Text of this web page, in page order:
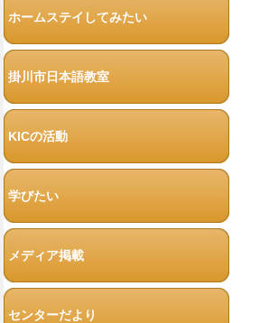
ホームステイしてみたい
掛川市日本語教室
KICの活動
学びたい
メディア掲載
センターだより